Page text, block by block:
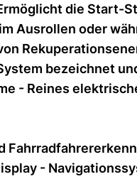
die Start-
Ausrollen oder
bezeichnet
- Reines
-